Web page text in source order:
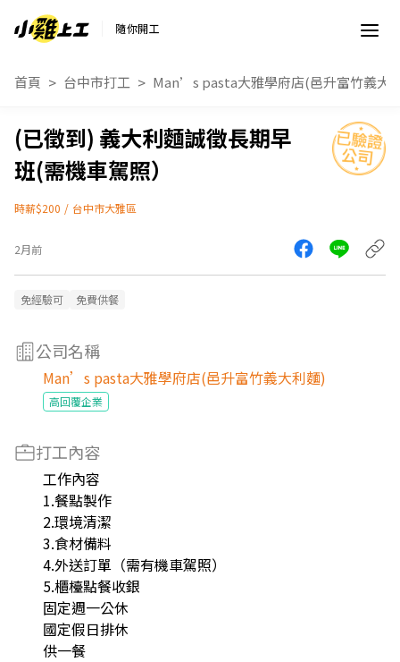
隨你開工
首頁 台中市打工 Man’s pasta大雅學府店(邑升富竹義大
義大利麵誠徵長期早
班(需機車駕照）
時薪$200 / 台中市大雅區
2月前
免經驗可 免費供餐
公司名稱
Man’s pasta大雅學府店(邑升富竹義大利麵)
高回覆企業
打工內容
工作內容
1.餐點製作
2.環境清潔
3.食材備料
4.外送訂單（需有機車駕照）
5.櫃檯點餐收銀
固定週一公休
國定假日排休
供一餐